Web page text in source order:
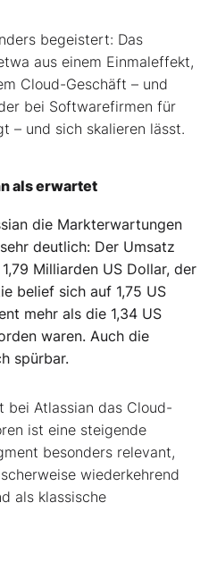
begeistert: Das
aus einem Einmaleffekt,
Cloud-Geschäft – und
bei Softwarefirmen für
– und sich skalieren lässt.
als erwartet
die Markterwartungen
deutlich: Der Umsatz
Milliarden US Dollar, der
belief sich auf 1,75 US
mehr als die 1,34 US
waren. Auch die
spürbar.
bei Atlassian das Cloud-
ist eine steigende
besonders relevant,
wiederkehrend
als klassische